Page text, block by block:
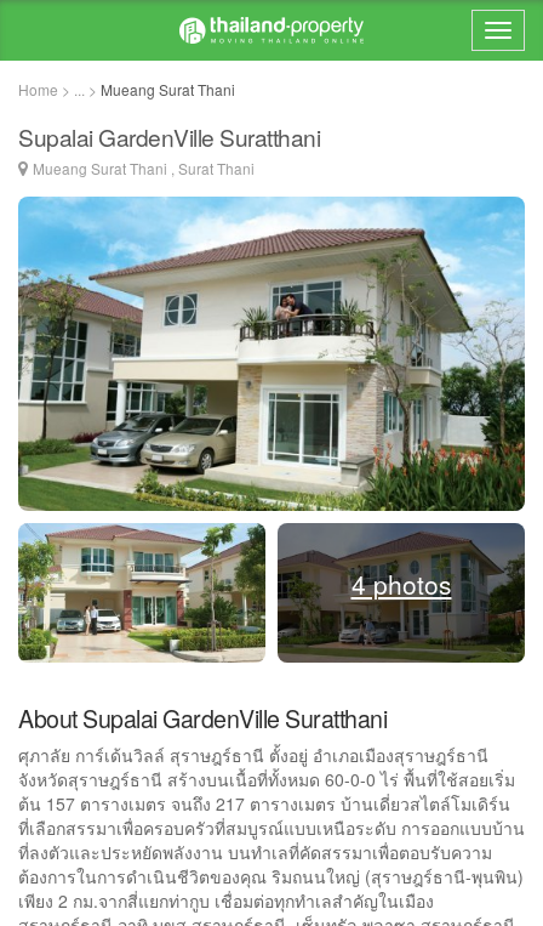
Home > ... > Mueang Surat Thani
Supalai GardenVille Suratthani
Mueang Surat Thani , Surat Thani
4 photos
About Supalai GardenVille Suratthani
ศุภาลัย การ์เด้นวิลล์ สุราษฎร์ธานี ตั้งอยู่ อำเภอเมืองสุราษฎร์ธานี
จังหวัดสุราษฎร์ธานี สร้างบนเนื้อที่ทั้งหมด 60-0-0 ไร่ พื้นที่ใช้สอยเริ่ม
ต้น 157 ตารางเมตร จนถึง 217 ตารางเมตร บ้านเดี่ยวสไตล์โมเดิร์น
ที่เลือกสรรมาเพื่อครอบครัวที่สมบูรณ์แบบเหนือระดับ การออกแบบบ้าน
ที่ลงตัวและประหยัดพลังงาน บนทำเลที่คัดสรรมาเพื่อตอบรับความ
ต้องการในการดำเนินชีวิตของคุณ ริมถนนใหญ่ (สุราษฎร์ธานี-พุนพิน)
เพียง 2 กม.จากสี่แยกท่ากูบ เชื่อมต่อทุกทำเลสำคัญในเมือง